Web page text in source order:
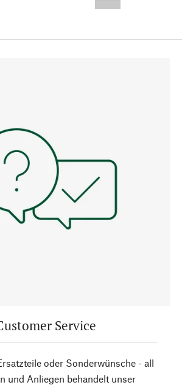
Service
oder Sonderwünsche - all
und Anliegen behandelt unser